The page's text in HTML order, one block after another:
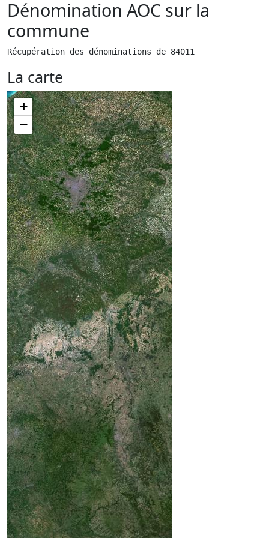
Dénomination AOC sur la
commune
Récupération des dénominations de 84011
La carte
+
−